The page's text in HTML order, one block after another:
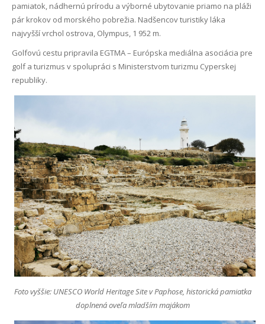
pamiatok, nádhernú prírodu a výborné ubytovanie priamo na pláži
pár krokov od morského pobrežia. Nadšencov turistiky láka
najvyšší vrchol ostrova, Olympus, 1 952 m.
Golfovú cestu pripravila EGTMA – Európska mediálna asociácia pre
golf a turizmus v spolupráci s Ministerstvom turizmu Cyperskej
republiky.
Foto vyššie: UNESCO World Heritage Site v Paphose, historická pamiatka
doplnená oveľa mladším majákom